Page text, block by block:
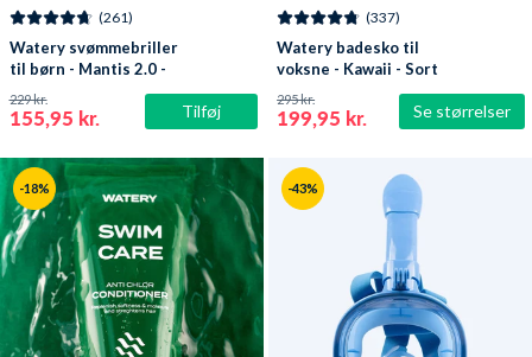
Tilføj
(261)
Watery svømmebriller
til børn - Mantis 2.0 -
Atlantic Pink/klar
155,95 kr.
229 kr.
Se størrelser
(337)
Watery badesko til
voksne - Kawaii - Sort
199,95 kr.
295 kr.
-18% -43%